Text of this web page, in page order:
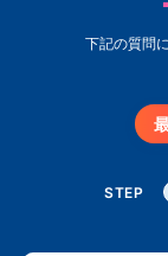
下記の質問
STEP